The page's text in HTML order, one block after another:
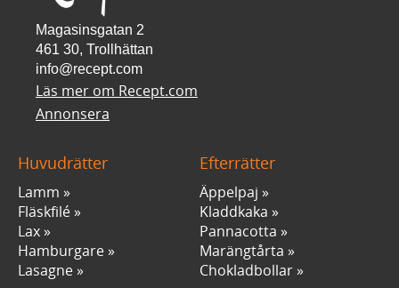
Magasinsgatan 2
461 30, Trollhättan
info@recept.com
Läs mer om Recept.com
Annonsera
Huvudrätter
Lamm
Fläskfilé
Lax
Hamburgare
Lasagne
Efterrätter
Äppelpaj
Kladdkaka
Pannacotta
Marängtårta
Chokladbollar